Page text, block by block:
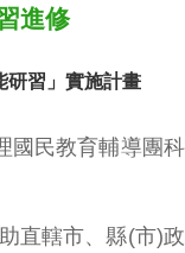
進修
研習」實施計畫
國民教育輔導團
直轄市、縣(市)